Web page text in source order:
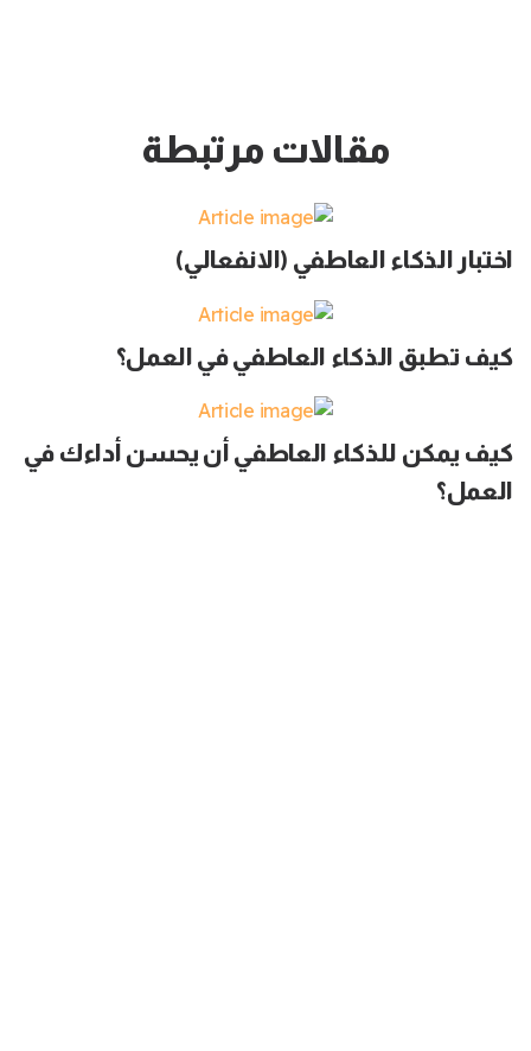
مقالات مرتبطة
اختبار الذكاء العاطفي (الانفعالي)
كيف تطبق الذكاء العاطفي في العمل؟
كيف يمكن للذكاء العاطفي أن يحسن أداءك في
العمل؟